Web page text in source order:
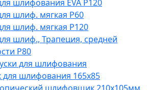
шлифования EVA Р120
шлиф. мягкая Р60
шлиф. мягкая Р120
шлиф., Трапеция, средней
Р80
для шлифования
для шлифования 165х85